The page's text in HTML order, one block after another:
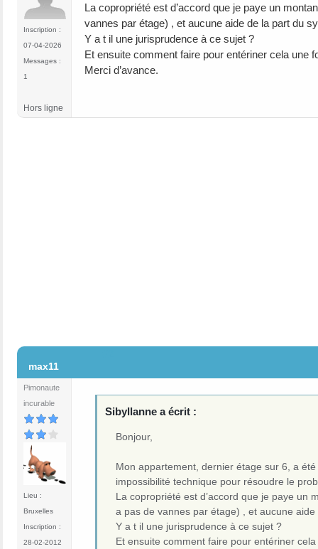
Inscription :
07-04-2026
Messages :
1
La copropriété est d’accord que je paye un
vannes par étage) , et aucune aide de la part du
Y a t il une jurisprudence à ce sujet ?
Et ensuite comment faire pour entériner cela une
Merci d’avance.
Hors ligne
max11
Pimonaute
incurable
Lieu :
Bruxelles
Inscription :
28-02-2012
Sibyllanne a écrit :
Bonjour,
Mon appartement, dernier étage sur 6, a
impossibilité technique pour résoudre le
La copropriété est d’accord que je paye un
a pas de vannes par étage) , et aucune
Y a t il une jurisprudence à ce sujet ?
Et ensuite comment faire pour entériner